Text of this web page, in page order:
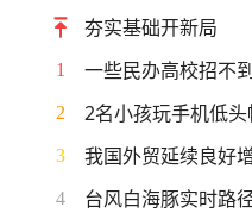
夯实基础开新局
1 一些民办高校招不
2 2名小孩玩手机低
3 我国外贸延续良好
4 台风白海豚实时路